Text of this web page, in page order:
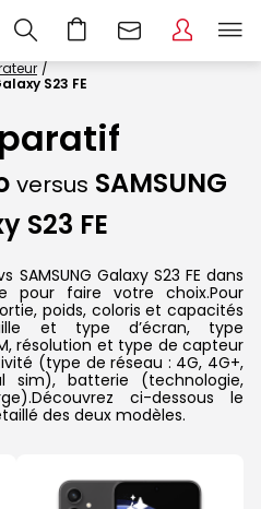
S23 FE
versus SAMSUNG
S23 FE
SAMSUNG Galaxy S23 FE dans
pour faire votre choix.Pour
poids, coloris et capacités
et type d’écran, type
résolution et type de capteur
(type de réseau : 4G, 4G+,
sim), batterie (technologie,
ci-dessous le
des deux modèles.